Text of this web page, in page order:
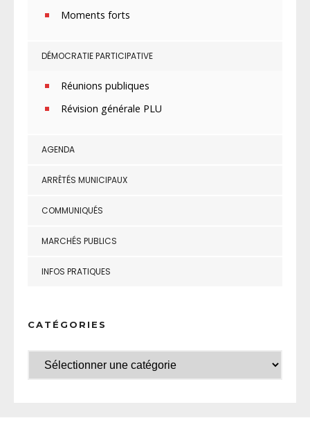
Moments forts
DÉMOCRATIE PARTICIPATIVE
Réunions publiques
Révision générale PLU
AGENDA
ARRÊTÉS MUNICIPAUX
COMMUNIQUÉS
MARCHÉS PUBLICS
INFOS PRATIQUES
CATÉGORIES